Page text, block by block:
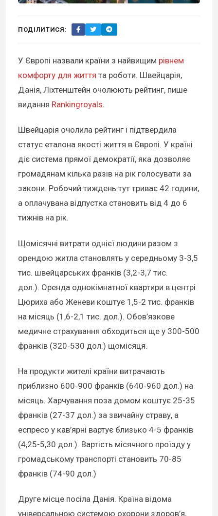
ПОДІЛИТИСЯ:
У Європі назвали країни з найвищим рівнем
комфорту для життя та роботи. Швейцарія,
Данія, Ліхтенштейн очолюють рейтинг, пише
видання Rankingroyals.
Швейцарія очолила рейтинг і підтвердила
статус еталона якості життя в Європі. У країні
діє система прямої демократії, яка дозволяє
громадянам кілька разів на рік голосувати за
закони. Робочий тиждень тут триває 42 години,
а оплачувана відпустка становить від 4 до 6
тижнів на рік.
Щомісячні витрати однієї людини разом з
орендою житла становлять у середньому 3-3,5
тис. швейцарських франків (3,2-3,7 тис.
дол.). Оренда однокімнатної квартири в центрі
Цюриха або Женеви коштує 1,5-2 тис. франків
на місяць (1,6-2,1 тис. дол.). Обов’язкове
медичне страхування обходиться ще у 300-500
франків (320-530 дол.) щомісяця.
На продукти жителі країни витрачають
приблизно 600-900 франків (640-960 дол.) на
місяць. Харчування поза домом коштує 25-35
франків (27-37 дол.) за звичайну страву, а
еспресо у кав’ярні вартує близько 4-5 франків
(4,25-5,30 дол.). Вартість місячного проїзду у
громадському транспорті становить 70-85
франків (74-90 дол.)
Друге місце посіла Данія. Країна відома
універсальною системою охорони здоров’я,